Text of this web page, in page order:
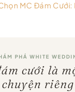
MC Đám Cưới:
PHÁ WHITE
cưới là
chuyện riêng